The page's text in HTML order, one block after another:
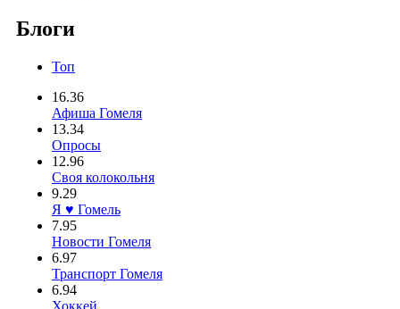
Блоги
Топ
16.36
Афиша Гомеля
13.34
Опросы
12.96
Своя колокольня
9.29
Я ♥ Гомель
7.95
Новости Гомеля
6.97
Транспорт Гомеля
6.94
Хоккей